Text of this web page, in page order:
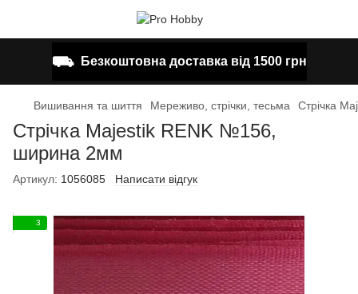
⛟ Безкоштовна доставка від 1500 грн
Вишивання та шиття Мереживо, стрічки, тесьма Стрічка
Стрічка Majestik RENK №156,
ширина 2мм
Артикул: 1056085 Написати відгук
3